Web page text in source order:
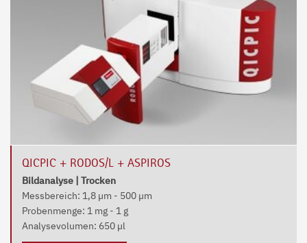
QICPIC + RODOS/L + ASPIROS
Bildanalyse | Trocken
Messbereich: 1,8 µm - 500 µm
Probenmenge: 1 mg - 1 g
Analysevolumen: 650 µl